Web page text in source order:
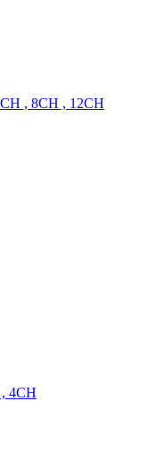
, 8CH , 12CH
4CH